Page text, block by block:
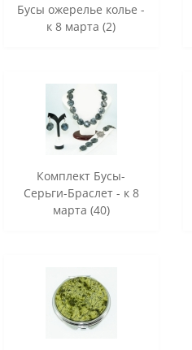
Бусы ожерелье колье -
к 8 марта (2)
Комплект Бусы-
Серьги-Браслет - к 8
марта (40)